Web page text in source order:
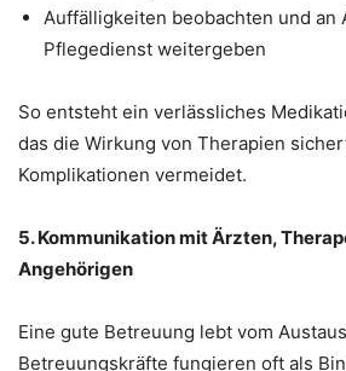
Auffälligkeiten beobachten und an
Pflegedienst weitergeben
So entsteht ein verlässliches
das die Wirkung von Therapien
Komplikationen vermeidet.
5. Kommunikation mit Ärzten,
Angehörigen
Eine gute Betreuung lebt vom
Betreuungskräfte fungieren oft als